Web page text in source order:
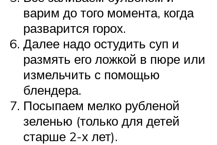
варим до того момента, когда
разварится горох.
Далее надо остудить суп и
размять его ложкой в пюре или
измельчить с помощью
блендера.
Посыпаем мелко рубленой
зеленью (только для детей
старше 2-х лет).